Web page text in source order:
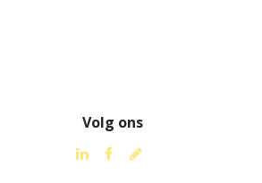
Volg ons